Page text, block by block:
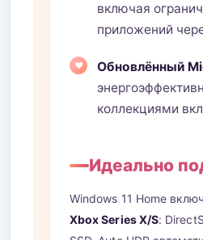
включая
приложений
Обновлённый
коллекциями
Идеально
Windows 11 Home
Xbox Series X/S: